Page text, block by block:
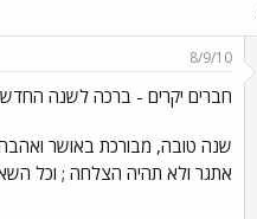
8/9/10
חברים יקרים - ברכה לשנה
שנה טובה, מבורכת באושר
אתגר ולא תהיה הצלחה ; וכל